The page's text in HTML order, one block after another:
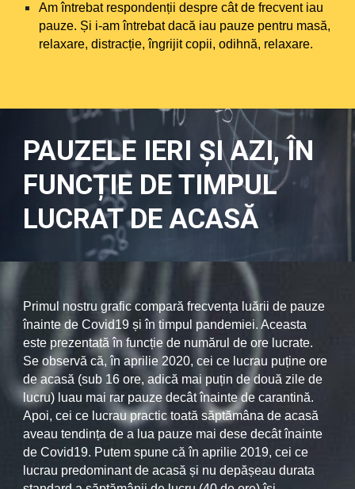
Am întrebat respondenții despre cât de frecvent iau
pauze. Și i-am întrebat dacă iau pauze pentru masă,
relaxare, distracție, îngrijit copii, odihnă, relaxare.
PAUZELE IERI ȘI AZI, ÎN
FUNCȚIE DE TIMPUL
LUCRAT DE ACASĂ
Primul nostru grafic compară frecvența luării de pauze
înainte de Covid19 și în timpul pandemiei. Aceasta
este prezentată în funcție de numărul de ore lucrate.
Se observă că, în aprilie 2020, cei ce lucrau puține ore
de acasă (sub 16 ore, adică mai puțin de două zile de
lucru) luau mai rar pauze decât înainte de carantină.
Apoi, cei ce lucrau practic toată săptămâna de acasă
aveau tendința de a lua pauze mai dese decât înainte
de Covid19. Putem spune că în aprilie 2019, cei ce
lucrau predominant de acasă și nu depășeau durata